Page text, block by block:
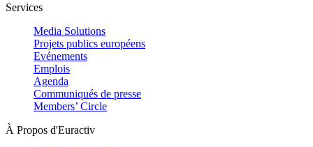
Services
Media Solutions
Projets publics européens
Evénements
Emplois
Agenda
Communiqués de presse
Members’ Circle
À Propos d'Euractiv